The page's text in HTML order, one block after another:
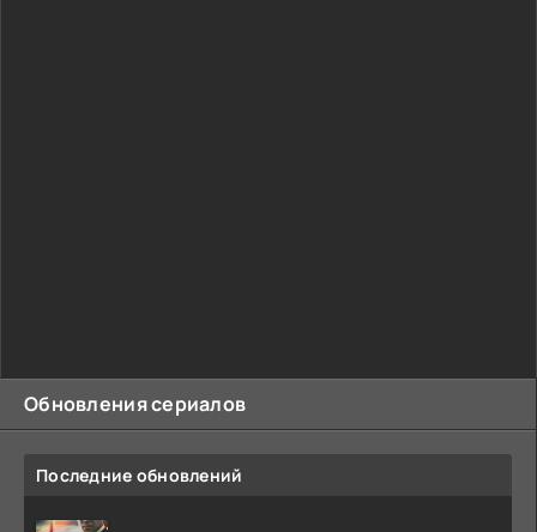
Обновления сериалов
Последние обновлений